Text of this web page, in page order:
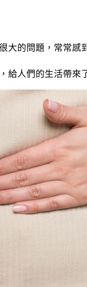
大的問題，常常感
給人們的生活帶來